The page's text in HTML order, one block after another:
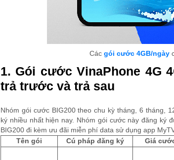
Các gói cước 4GB/ngày
1. Gói cước VinaPhone 4G
trả trước và trả sau
Nhóm gói cước BIG200 theo chu kỳ tháng, 6 tháng,
ký nhiều nhất hiện nay. Nhóm gói cước này đăng ký
BIG200 đi kèm ưu đãi miễn phí data sử dụng app
Tên gói
Cú pháp đăng ký Giá